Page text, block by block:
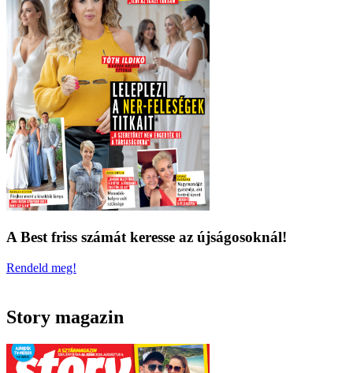
A Best friss számát keresse az újságosoknál!
Rendeld meg!
Story magazin